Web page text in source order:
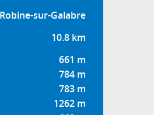
sur-Galabre
10.8 km
661 m
784 m
783 m
1262 m